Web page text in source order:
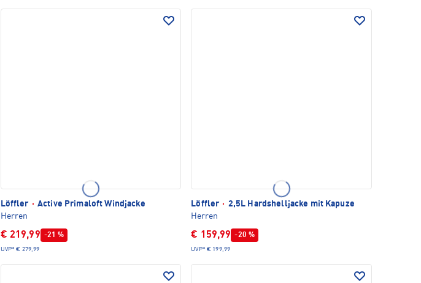
Löffler · Active Primaloft Windjacke
Herren
€ 219,99 -21 %
UVP* € 279,99
Löffler · 2,5L Hardshelljacke mit Kapuze
Herren
€ 159,99 -20 %
UVP* € 199,99